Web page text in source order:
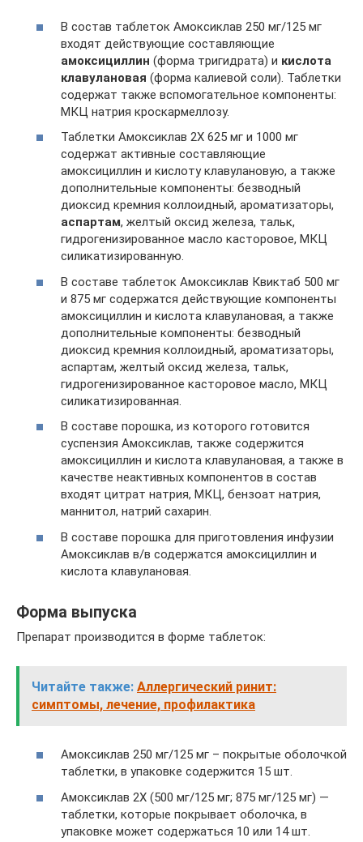
В состав таблеток Амоксиклав 250 мг/125 мг
входят действующие составляющие
амоксициллин (форма тригидрата) и кислота
клавулановая (форма калиевой соли). Таблетки
содержат также вспомогательное компоненты:
МКЦ натрия кроскармеллозу.
Таблетки Амоксиклав 2Х 625 мг и 1000 мг
содержат активные составляющие
амоксициллин и кислоту клавулановую, а также
дополнительные компоненты: безводный
диоксид кремния коллоидный, ароматизаторы,
аспартам, желтый оксид железа, тальк,
гидрогенизированное масло касторовое, МКЦ
силикатизированную.
В составе таблеток Амоксиклав Квиктаб 500 мг
и 875 мг содержатся действующие компоненты
амоксициллин и кислота клавулановая, а также
дополнительные компоненты: безводный
диоксид кремния коллоидный, ароматизаторы,
аспартам, желтый оксид железа, тальк,
гидрогенизированное касторовое масло, МКЦ
силикатизированная.
В составе порошка, из которого готовится
суспензия Амоксиклав, также содержится
амоксициллин и кислота клавулановая, а также в
качестве неактивных компонентов в состав
входят цитрат натрия, МКЦ, бензоат натрия,
маннитол, натрий сахарин.
В составе порошка для приготовления инфузии
Амоксиклав в/в содержатся амоксициллин и
кислота клавулановая.
Форма выпуска
Препарат производится в форме таблеток:
Читайте также: Аллергический ринит:
симптомы, лечение, профилактика
Амоксиклав 250 мг/125 мг – покрытые оболочкой
таблетки, в упаковке содержится 15 шт.
Амоксиклав 2Х (500 мг/125 мг; 875 мг/125 мг) —
таблетки, которые покрывает оболочка, в
упаковке может содержаться 10 или 14 шт.